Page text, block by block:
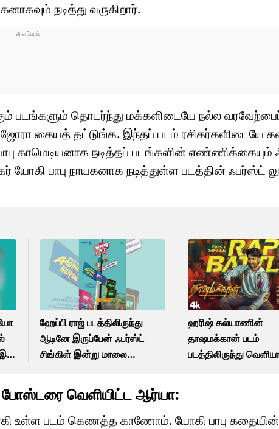
நடித்து வருகிறார்.
படங்களும் தொடர்ந்து மக்களிடையே நல்ல
ஜோரா கையத் தட்டுங்க. இந்தப் படம்
காமெடியனாக நடித்தப் படங்களின் எண்ணிக்கையும்
யோகி பாபு நாயகனாக நடித்துள்ள படத்தின் ஃபர்ஸ்ட்
இன்
ஹேப்பி ராஜ் படத்திலிருந்து
ஆடினே இருப்பேன் ஃபர்ஸ்ட்
சிங்கிள் இன்று மாலை
ஹரிஷ் கல்யாணின்
தாஷமக்கான் படம்
படத்திலிருந்து
வெளியிட்ட ஆர்யா:
உள்ள படம் கெணத்த காணோம். யோகி பாபு கதையின்